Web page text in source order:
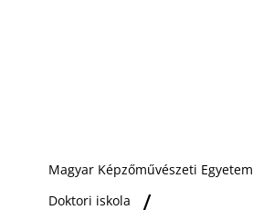
Magyar Képzőművészeti Egyetem
Doktori iskola